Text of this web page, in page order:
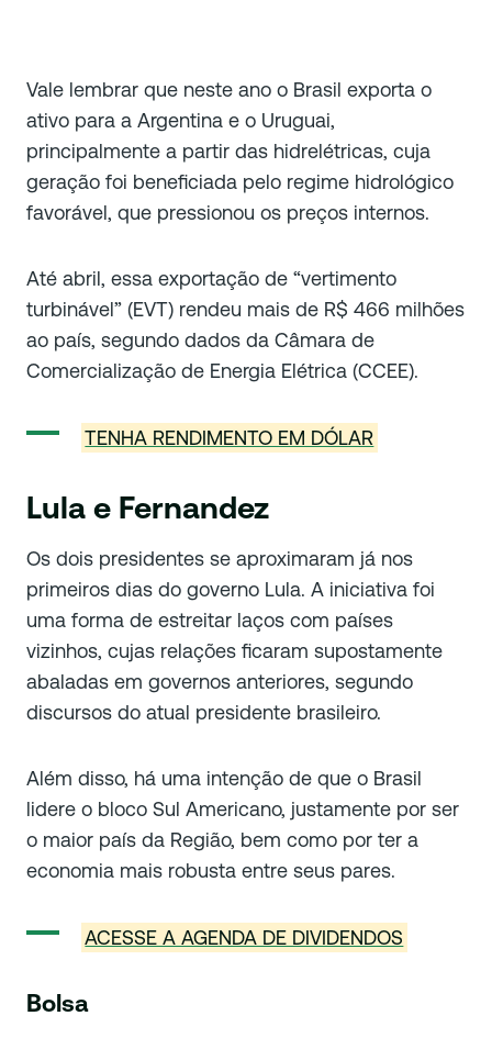
Vale lembrar que neste ano o Brasil exporta o
ativo para a Argentina e o Uruguai,
principalmente a partir das hidrelétricas, cuja
geração foi beneficiada pelo regime hidrológico
favorável, que pressionou os preços internos.
Até abril, essa exportação de “vertimento
turbinável” (EVT) rendeu mais de R$ 466 milhões
ao país, segundo dados da Câmara de
Comercialização de Energia Elétrica (CCEE).
TENHA RENDIMENTO EM DÓLAR
Lula e Fernandez
Os dois presidentes se aproximaram já nos
primeiros dias do governo Lula. A iniciativa foi
uma forma de estreitar laços com países
vizinhos, cujas relações ficaram supostamente
abaladas em governos anteriores, segundo
discursos do atual presidente brasileiro.
Além disso, há uma intenção de que o Brasil
lidere o bloco Sul Americano, justamente por ser
o maior país da Região, bem como por ter a
economia mais robusta entre seus pares.
ACESSE A AGENDA DE DIVIDENDOS
Bolsa